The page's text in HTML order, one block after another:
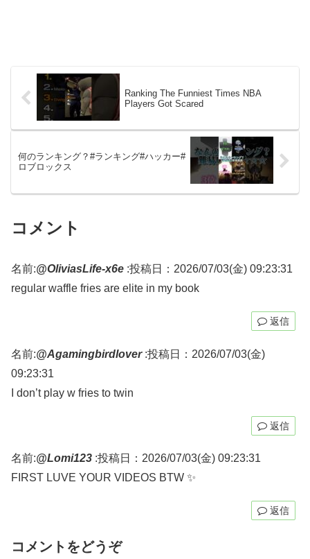
Ranking The Funniest Times NBA
Players Got Scared
何のランキング？#ランキング#ハッカー#
ロブロックス
コメント
名前:@OliviasLife-x6e :投稿日：2026/07/03(金) 09:23:31
regular waffle fries are elite in my book
返信
名前:@Agamingbirdlover:投稿日：2026/07/03(金)
09:23:31
I don’t play w fries to twin
返信
名前:@Lomi123 :投稿日：2026/07/03(金) 09:23:31
FIRST LUVE YOUR VIDEOS BTW ✨️
返信
コメントをどうぞ